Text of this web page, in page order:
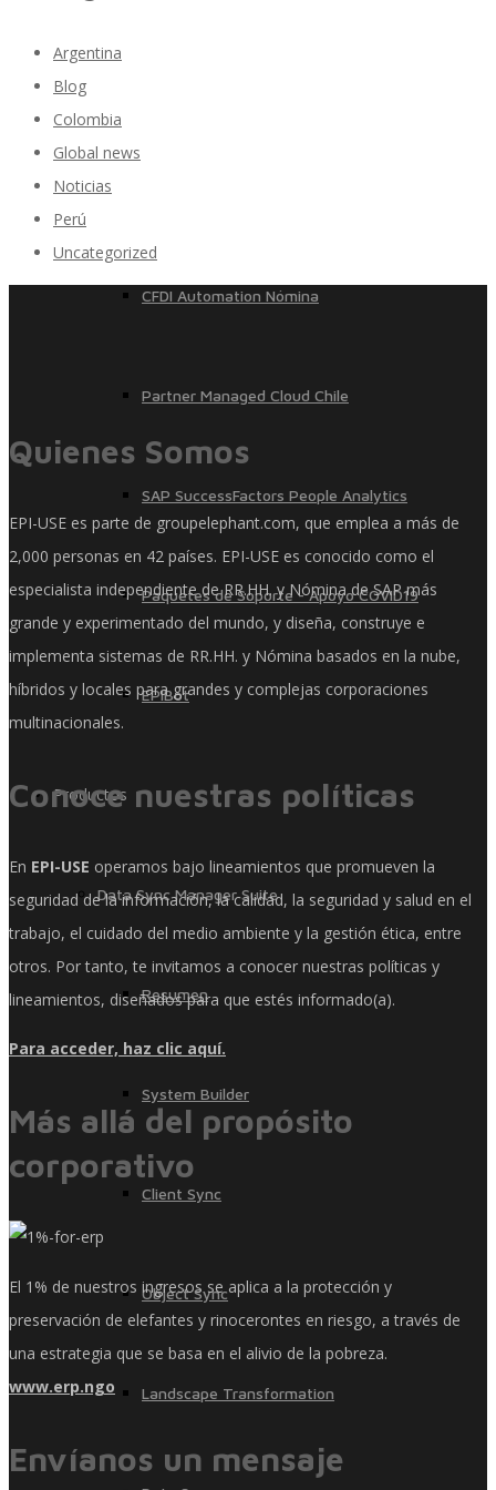
CFDI Automation Nómina
Partner Managed Cloud Chile
SAP SuccessFactors People Analytics
Paquetes de Soporte - Apoyo COVID19
EPIBot
Productos
Data Sync Manager Suite
Resumen
System Builder
Client Sync
Object Sync
Landscape Transformation
Argentina
Blog
Colombia
Global news
Noticias
Perú
Uncategorized
Quienes Somos
EPI-USE es parte de groupelephant.com, que emplea a más de
2,000 personas en 42 países. EPI-USE es conocido como el
especialista independiente de RR.HH. y Nómina de SAP más
grande y experimentado del mundo, y diseña, construye e
implementa sistemas de RR.HH. y Nómina basados ​​en la nube,
híbridos y locales para grandes y complejas corporaciones
multinacionales.
Conoce nuestras políticas
En EPI-USE operamos bajo lineamientos que promueven la
seguridad de la información, la calidad, la seguridad y salud en el
trabajo, el cuidado del medio ambiente y la gestión ética, entre
otros. Por tanto, te invitamos a conocer nuestras políticas y
lineamientos, diseñados para que estés informado(a).
Para acceder, haz clic aquí.
Más allá del propósito
corporativo
El 1% de nuestros ingresos se aplica a la protección y
preservación de elefantes y rinocerontes en riesgo, a través de
una estrategia que se basa en el alivio de la pobreza.
www.erp.ngo
Envíanos un mensaje